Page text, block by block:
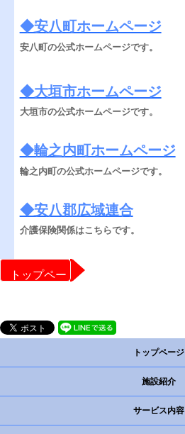
◆安八町ホームページ
安八町の公式ホームページです。
◆大垣市ホームページ
大垣市の公式ホームページです。
◆輪之内町ホームページ
輪之内町の公式ホームページです。
◆安八郡広域連合
介護保険関係はこちらです。
トップペー
トップページ
施設紹介
サービス内容